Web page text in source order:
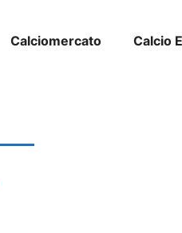
Calciomercato Calcio